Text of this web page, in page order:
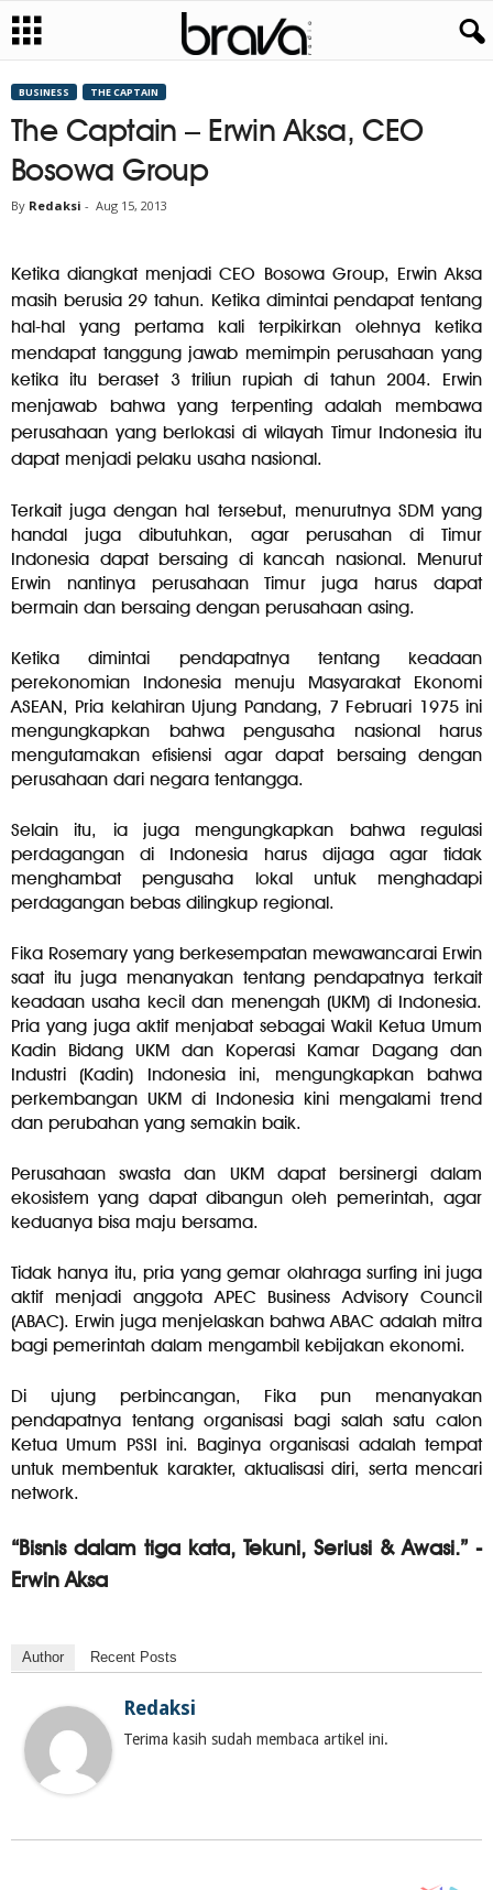
BUSINESS THE CAPTAIN
The Captain – Erwin Aksa, CEO
Bosowa Group
By Redaksi - Aug 15, 2013
Ketika diangkat menjadi CEO Bosowa Group, Erwin Aksa
masih berusia 29 tahun. Ketika dimintai pendapat tentang
hal-hal yang pertama kali terpikirkan olehnya ketika
mendapat tanggung jawab memimpin perusahaan yang
ketika itu beraset 3 triliun rupiah di tahun 2004. Erwin
menjawab bahwa yang terpenting adalah membawa
perusahaan yang berlokasi di wilayah Timur Indonesia itu
dapat menjadi pelaku usaha nasional.
Terkait juga dengan hal tersebut, menurutnya SDM yang
handal juga dibutuhkan, agar perusahan di Timur
Indonesia dapat bersaing di kancah nasional. Menurut
Erwin nantinya perusahaan Timur juga harus dapat
bermain dan bersaing dengan perusahaan asing.
Ketika dimintai pendapatnya tentang keadaan
perekonomian Indonesia menuju Masyarakat Ekonomi
ASEAN, Pria kelahiran Ujung Pandang, 7 Februari 1975 ini
mengungkapkan bahwa pengusaha nasional harus
mengutamakan efisiensi agar dapat bersaing dengan
perusahaan dari negara tentangga.
Selain itu, ia juga mengungkapkan bahwa regulasi
perdagangan di Indonesia harus dijaga agar tidak
menghambat pengusaha lokal untuk menghadapi
perdagangan bebas dilingkup regional.
Fika Rosemary yang berkesempatan mewawancarai Erwin
saat itu juga menanyakan tentang pendapatnya terkait
keadaan usaha kecil dan menengah (UKM) di Indonesia.
Pria yang juga aktif menjabat sebagai Wakil Ketua Umum
Kadin Bidang UKM dan Koperasi Kamar Dagang dan
Industri (Kadin) Indonesia ini, mengungkapkan bahwa
perkembangan UKM di Indonesia kini mengalami trend
dan perubahan yang semakin baik.
Perusahaan swasta dan UKM dapat bersinergi dalam
ekosistem yang dapat dibangun oleh pemerintah, agar
keduanya bisa maju bersama.
Tidak hanya itu, pria yang gemar olahraga surfing ini juga
aktif menjadi anggota APEC Business Advisory Council
(ABAC). Erwin juga menjelaskan bahwa ABAC adalah mitra
bagi pemerintah dalam mengambil kebijakan ekonomi.
Di ujung perbincangan, Fika pun menanyakan
pendapatnya tentang organisasi bagi salah satu calon
Ketua Umum PSSI ini. Baginya organisasi adalah tempat
untuk membentuk karakter, aktualisasi diri, serta mencari
network.
“Bisnis dalam tiga kata, Tekuni, Seriusi & Awasi.” -
Erwin Aksa
Author Recent Posts
Redaksi
Terima kasih sudah membaca artikel ini.